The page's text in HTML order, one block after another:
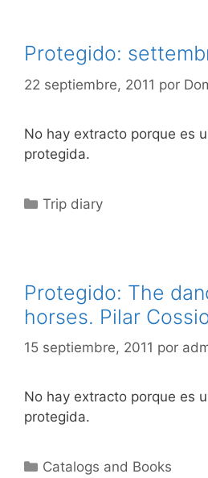
Protegido:
22 septiembre, 2011 por
No hay extracto porque es
protegida.
Categorías
Trip diary
Protegido: The
horses. Pilar
15 septiembre, 2011 por
No hay extracto porque es
protegida.
Categorías
Catalogs and Books